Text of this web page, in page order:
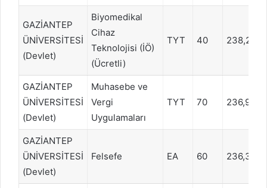
GAZİANTEP
ÜNİVERSİTESİ
(Devlet)
Biyomedikal
Cihaz
Teknolojisi (İÖ)
(Ücretli)
TYT 40
GAZİANTEP
ÜNİVERSİTESİ
(Devlet)
Muhasebe ve
Vergi
Uygulamaları
TYT 70
GAZİANTEP
ÜNİVERSİTESİ
(Devlet)
Felsefe EA 60